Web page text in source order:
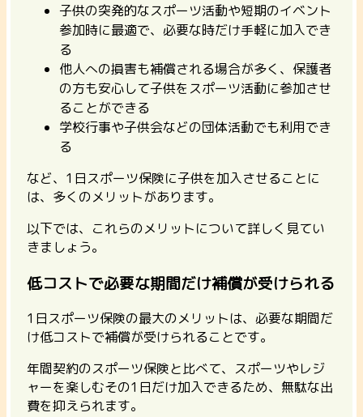
子供の突発的なスポーツ活動や短期のイベント
参加時に最適で、必要な時だけ手軽に加入でき
る
他人への損害も補償される場合が多く、保護者
の方も安心して子供をスポーツ活動に参加させ
ることができる
学校行事や子供会などの団体活動でも利用でき
る
など、1日スポーツ保険に子供を加入させることに
は、多くのメリットがあります。
以下では、これらのメリットについて詳しく見てい
きましょう。
低コストで必要な期間だけ補償が受けられる
1日スポーツ保険の最大のメリットは、必要な期間だ
け低コストで補償が受けられることです。
年間契約のスポーツ保険と比べて、スポーツやレジ
ャーを楽しむその1日だけ加入できるため、無駄な出
費を抑えられます。